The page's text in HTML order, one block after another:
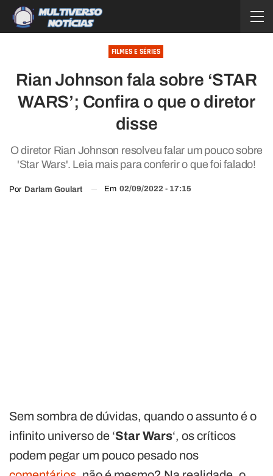
FILMES E SÉRIES
Rian Johnson fala sobre ‘STAR
WARS’; Confira o que o diretor
disse
O diretor Rian Johnson resolveu falar um pouco sobre
'Star Wars'. Leia mais para conferir o que foi falado!
Por Darlam Goulart Em 02/09/2022 - 17:15
Sem sombra de dúvidas, quando o assunto é o
infinito universo de ‘Star Wars‘, os críticos
podem pegar um pouco pesado nos